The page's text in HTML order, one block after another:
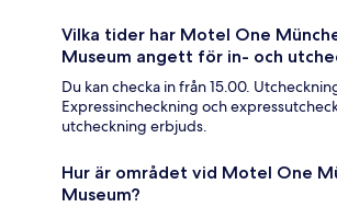
Vilka tider har Motel One
Museum angett för in- och
Du kan checka in från 15.00.
Expressincheckning och
utcheckning erbjuds.
Hur är området vid Motel One
Museum?